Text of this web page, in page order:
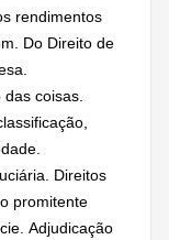
rendimentos
Do Direito de
coisas.
Direitos
promitente
Adjudicação